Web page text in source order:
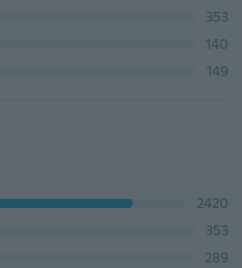
353
140
149
2420
353
289